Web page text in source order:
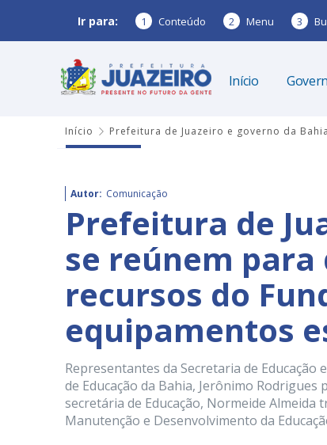
Ir para: 1 Conteúdo 2 Menu 3
Início
Início Prefeitura de Juazeiro e governo da
Autor: Comunicação
Prefeitura de
se reúnem
recursos do
equipamentos
Representantes da Secretaria de Educação
de Educação da Bahia, Jerônimo
secretária de Educação, Normeide Almeida
Manutenção e Desenvolvimento da